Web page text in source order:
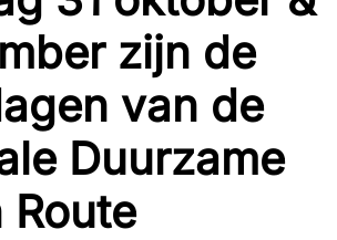
zijn de
van de
Duurzame
Route